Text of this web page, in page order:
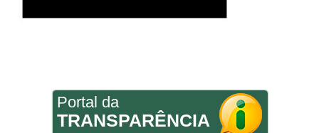
Portal da
TRANSPARÊNCIA